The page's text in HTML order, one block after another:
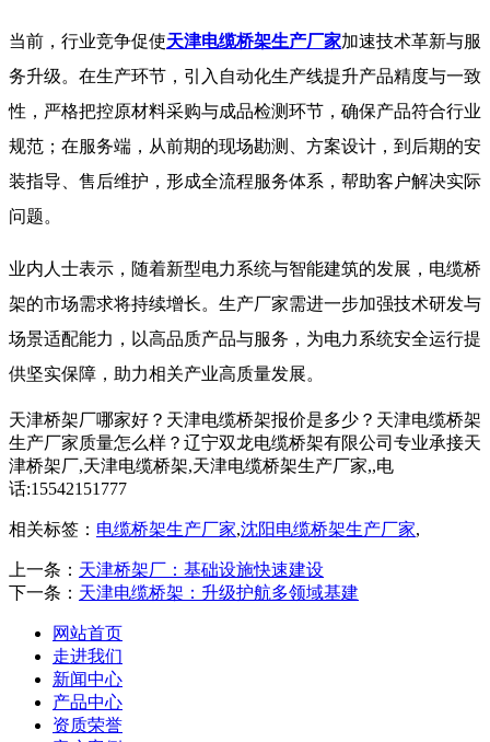
当前，行业竞争促使天津电缆桥架生产厂家加速技术革新与服
务升级。在生产环节，引入自动化生产线提升产品精度与一致
性，严格把控原材料采购与成品检测环节，确保产品符合行业
规范；在服务端，从前期的现场勘测、方案设计，到后期的安
装指导、售后维护，形成全流程服务体系，帮助客户解决实际
问题。
业内人士表示，随着新型电力系统与智能建筑的发展，电缆桥
架的市场需求将持续增长。生产厂家需进一步加强技术研发与
场景适配能力，以高品质产品与服务，为电力系统安全运行提
供坚实保障，助力相关产业高质量发展。
天津桥架厂哪家好？天津电缆桥架报价是多少？天津电缆桥架
生产厂家质量怎么样？辽宁双龙电缆桥架有限公司专业承接天
津桥架厂,天津电缆桥架,天津电缆桥架生产厂家,,电
话:15542151777
相关标签： 电缆桥架生产厂家,沈阳电缆桥架生产厂家,
上一条： 天津桥架厂：基础设施快速建设
下一条： 天津电缆桥架：升级护航多领域基建
网站首页
走进我们
新闻中心
产品中心
资质荣誉